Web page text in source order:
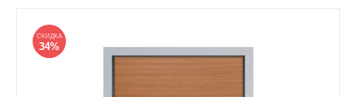
СКИДКА
34%